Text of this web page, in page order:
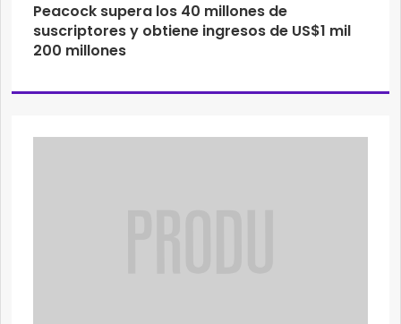
Peacock supera los 40 millones de
suscriptores y obtiene ingresos de US$1 mil
200 millones